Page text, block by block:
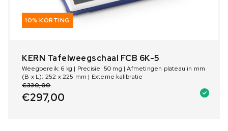
10% KORTING
KERN Tafelweegschaal FCB 6K-5
Weegbereik: 6 kg | Precisie: 50 mg | Afmetingen plateau in mm
(B x L): 252 x 225 mm | Externe kalibratie
€330,00
€297,00